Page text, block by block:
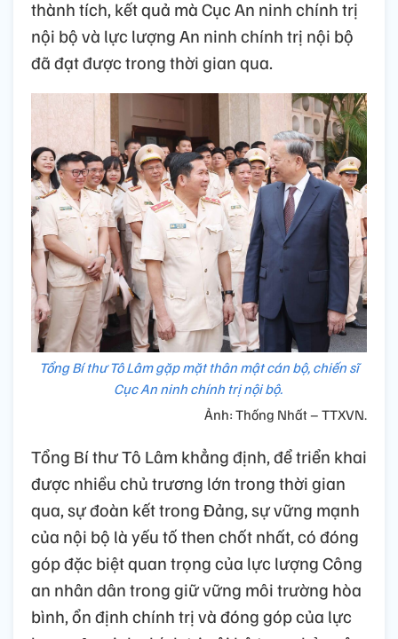
thành tích, kết quả mà Cục An ninh chính trị
nội bộ và lực lượng An ninh chính trị nội bộ
đã đạt được trong thời gian qua.
Tổng Bí thư Tô Lâm gặp mặt thân mật cán bộ, chiến sĩ
Cục An ninh chính trị nội bộ.
Ảnh: Thống Nhất – TTXVN.
Tổng Bí thư Tô Lâm khẳng định, để triển khai
được nhiều chủ trương lớn trong thời gian
qua, sự đoàn kết trong Đảng, sự vững mạnh
của nội bộ là yếu tố then chốt nhất, có đóng
góp đặc biệt quan trọng của lực lượng Công
an nhân dân trong giữ vững môi trường hòa
bình, ổn định chính trị và đóng góp của lực